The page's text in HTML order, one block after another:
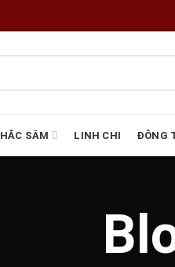
HẮC SÂM LINH CHI ĐÔNG